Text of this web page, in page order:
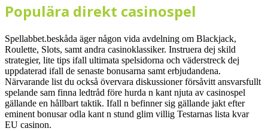
Populära direkt casinospel
Spellabbet.beskåda äger någon vida avdelning om Blackjack,
Roulette, Slots, samt andra casinoklassiker. Instruera dej skild
strategier, lite tips ifall ultimata spelsidorna och väderstreck dej
uppdaterad ifall de senaste bonusarna samt erbjudandena.
Närvarande list du också övervara diskussioner försåvitt ansvarsfullt
spelande sam finna ledtråd före hurda n kant njuta av casinospel
gällande en hållbart taktik. Ifall n befinner sig gällande jakt efter
eminent bonusar odla kant n stund glim villig Testarnas lista kvar
EU casinon.